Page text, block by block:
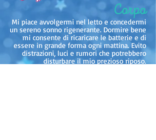
Corpo
Mi piace avvolgermi nel letto e concedermi
un sereno sonno rigenerante. Dormire bene
mi consente di ricaricare le batterie e di
essere in grande forma ogni mattina. Evito
distrazioni, luci e rumori che potrebbero
disturbare il mio prezioso riposo.